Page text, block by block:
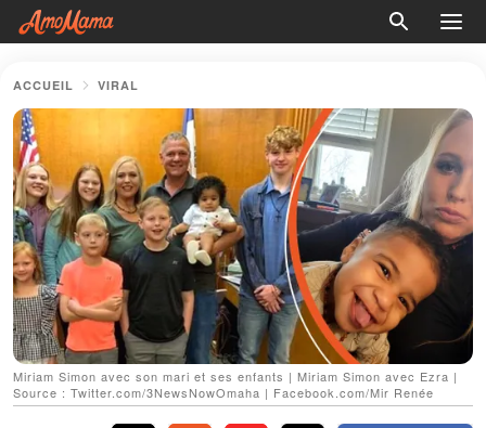
ACCUEIL VIRAL
Miriam Simon avec son mari et ses enfants | Miriam Simon avec Ezra |
Source : Twitter.com/3NewsNowOmaha | Facebook.com/Mir Renée